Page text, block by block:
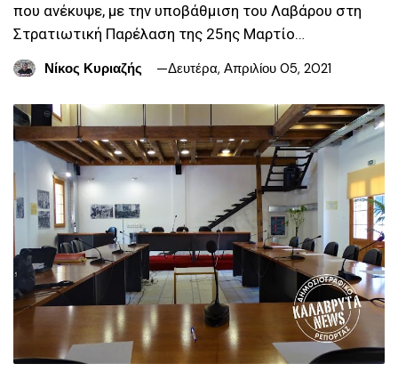
που ανέκυψε, με την υποβάθμιση του Λαβάρου στη
Στρατιωτική Παρέλαση της 25ης Μαρτίο…
Νίκος Κυριαζής
Δευτέρα, Απριλίου 05, 2021